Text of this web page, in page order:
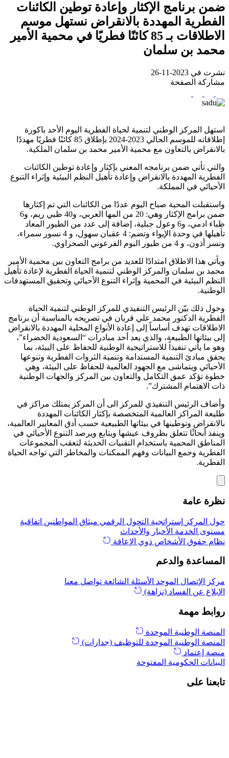
ضمن برنامج الإكثار وإعادة توطين الكائنات
الفطرية المهددة بالانقراض نستهل موسم
الاطلاقات بـ 85 كائنًا فطريًا في محمية الأمير
محمد بن سلمان
نشرت في 2023-11-26
مشاركة الصفحة
استهل المركز الوطني لتنمية لحياة الفطرية اليوم الأحد باكورة
إطلاقاته للموسم الحالي 2023-2024 بإطلاق 85 كائنًا فطريًا مهددًا
بالانقراض بالتعاون مع محمية الأمير محمد بن سلمان الملكية.
والتي تأتي ضمن برنامجه المعني بإكثار وإعادة توطين الكائنات
الفطرية المهددة بالانقراض وإعادة تأهيل النظم البيئية وإثراء التنوع
الأحيائي في المملكة.
واستقبلت المحية صباح اليوم عددًا من الكائنات التي تم إكثارها
ضمن برامج الإكثار وهي: 20 من المها العربي، و40 ظبي ريم، و6
ظباء ادمي، و6 وعول جبلية، إضافة إلى عدد من الطيور المعاد
تأهيلها في وحدة الإيواء وتضم: 4 عقبان سهول، و 4 نسور سمراء،
ونسر أذون، و 4 من طيور البوم الفرعوني الصحراوي.
ويأتي هذا الاطلاق امتدادًا للعديد من برامج التعاون بين محمية الأمير
محمد بن سلمان والمركز الوطني لتنمية الحياة الفطرية لإعادة تأهيل
النظم البيئية في المحمية وإثراء التنوع الأحيائي وتحقيق المستهدفات
الوطنية.
وحول ذلك بيّن الرئيس التنفيذي للمركز الوطني لتنمية الحياة
الفطرية الدكتور محمد علي قربان في تصريحه بالمناسبة أن برنامج
الاطلاقات تهدف أساساً إلى إعادة الأنواع المحلية المهددة بالانقراض
إلى بيئاتها الطبيعة، والذي يعد أحد مبادرات “السعودية الخضراء”،
وهو ما يأتي تنفيذاً للاستراتيجية الوطنية للحفاظ على البيئة، بما
يحقق مبادئ التنمية المستدامة وتنمية الثروات الفطرية وتنوعها
الأحيائي ويتماشى مع الجهود العالمية للحفاظ على البيئة، وهي
خطوة تؤكد عمق التكامل والتعاون بين المركز والجهات الوطنية
ذات الاهتمام المشترك”.
وأضاف الرئيس التنفيذي للمركز الى أن المركز يمتلك مراكز في
طليعة المراكز العالمية المتخصصة بإكثار الكائنات المهددة
بالانقراض وتوطينها في بيئاتها الطبيعية حسب أدق المعايير العالمية،
وينفذ أبحاثًا تتعلق بظروف عيشها ويتابع ويرصد التنوع الأحيائي في
المناطق المحمية باستخدام التقنيات الحديثة لتعقب المجموعات
الفطرية وجمع البيانات وفهم الممكنات والمخاطر التي تواجه الحياة
الفطرية.
نظرة عامة
حول المركز إستراتجية التحول الرقمي ميثاق المواطنين اتفاقية
مستوى الخدمة الأخبار والأحداث
نظام حقوق الأشخاص ذوي الإعاقة
المساعدة والدعم
مركز الإتصال الموحد الأسئلة الشائعة تواصل معنا
الإبلاغ عن الفساد (نزاهة)
روابط مهمة
المنصة الوطنية الموحدة
المنصة الوطنية الموحدة للتوظيف (جدارات)
منصة إعتماد
البيانات الحكومية المفتوحة
تابعنا على